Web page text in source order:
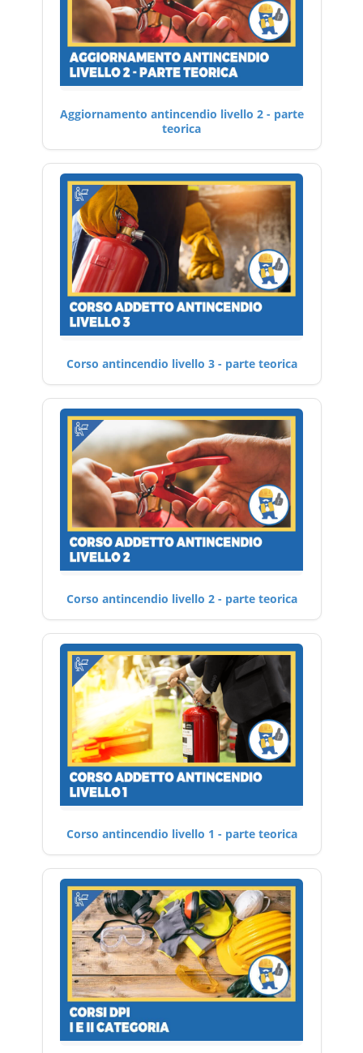
Aggiornamento antincendio livello 2 - parte
teorica
Corso antincendio livello 3 - parte teorica
Corso antincendio livello 2 - parte teorica
Corso antincendio livello 1 - parte teorica